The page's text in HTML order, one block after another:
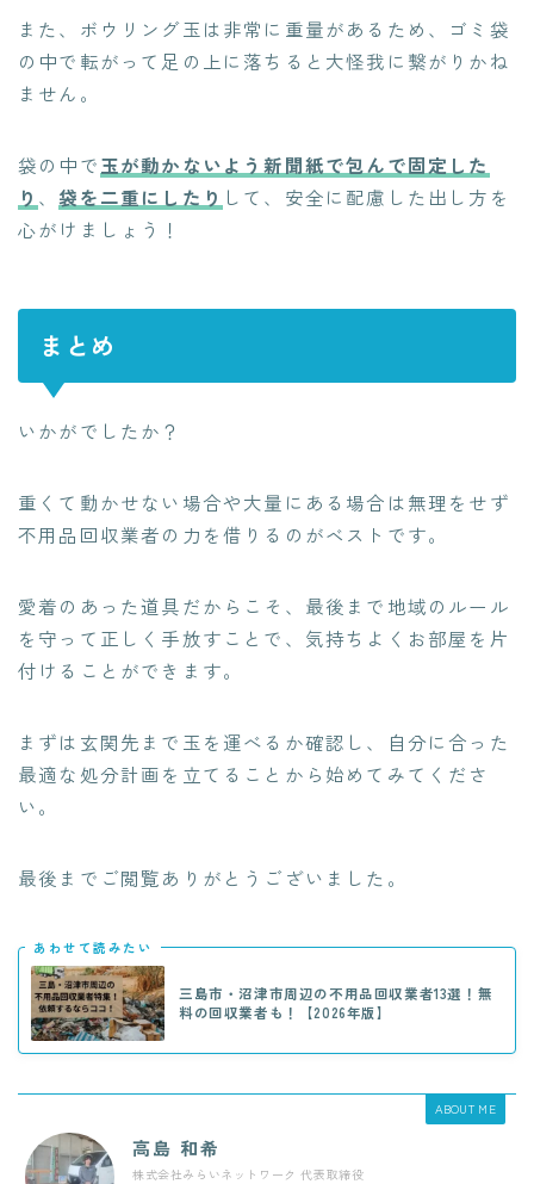
また、ボウリング玉は非常に重量があるため、ゴミ袋
の中で転がって足の上に落ちると大怪我に繋がりかね
ません。
袋の中で玉が動かないよう新聞紙で包んで固定した
り 、袋を二重にしたり して、安全に配慮した出し方を
心がけましょう！
まとめ
いかがでしたか？
重くて動かせない場合や大量にある場合は無理をせず
不用品回収業者の力を借りるのがベストです。
愛着のあった道具だからこそ、最後まで地域のルール
を守って正しく手放すことで、気持ちよくお部屋を片
付けることができます。
まずは玄関先まで玉を運べるか確認し、自分に合った
最適な処分計画を立てることから始めてみてくださ
い。
最後までご閲覧ありがとうございました。
あわせて読みたい
三島市・沼津市周辺の不用品回収業者13選！無
料の回収業者も！【2026年版】
ABOUT ME
高島 和希
株式会社みらいネットワーク 代表取締役